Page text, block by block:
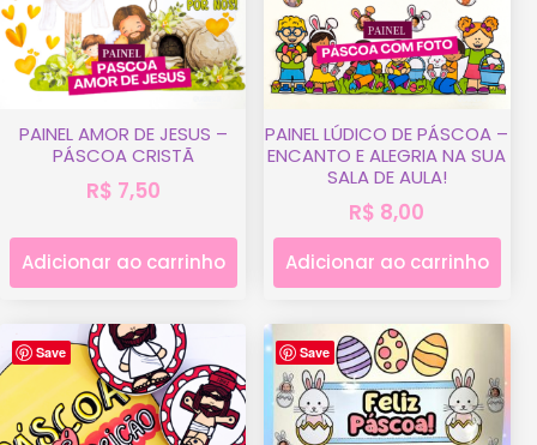
PAINEL AMOR DE JESUS –
PÁSCOA CRISTÃ
R$ 7,50
Adicionar ao carrinho
PAINEL LÚDICO DE PÁSCOA –
ENCANTO E ALEGRIA NA SUA
SALA DE AULA!
R$ 8,00
Adicionar ao carrinho
Save Save